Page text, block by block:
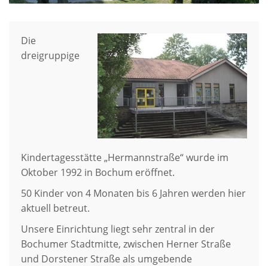
Die
dreigruppige
Kindertagesstätte „Hermannstraße“ wurde im
Oktober 1992 in Bochum eröffnet.
50 Kinder von 4 Monaten bis 6 Jahren werden hier
aktuell betreut.
Unsere Einrichtung liegt sehr zentral in der
Bochumer Stadtmitte, zwischen Herner Straße
und Dorstener Straße als umgebende